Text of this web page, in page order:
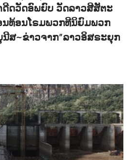
ດີດວັດອົພຍົບ ວັດລາວສີສັຕະ
ນທ້ອນໂຣມພວກທີນິຍົມພວກ
ສ~ຂ່າວຈາກ”ລາວອິສຣະຍຸກ